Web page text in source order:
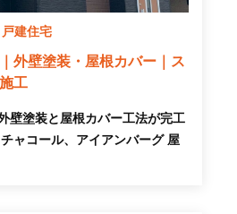
戸建住宅
外壁塗装・屋根カバー｜ス
工
壁塗装と屋根カバー工法が完工
ャコール、アイアンバーグ 屋